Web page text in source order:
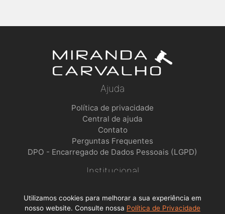
Ajuda
Política de privacidade
Central de ajuda
Contato
Perguntas Frequentes
DPO - Encarregado de Dados Pessoais (LGPD)
Institucional
Trabalhe conosco
Utilizamos cookies para melhorar a sua experiência em
nosso website. Consulte nossa Política de Privacidade